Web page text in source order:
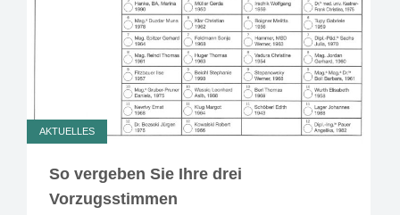
AKTUELLES
So vergeben Sie Ihre drei
Vorzugsstimmen